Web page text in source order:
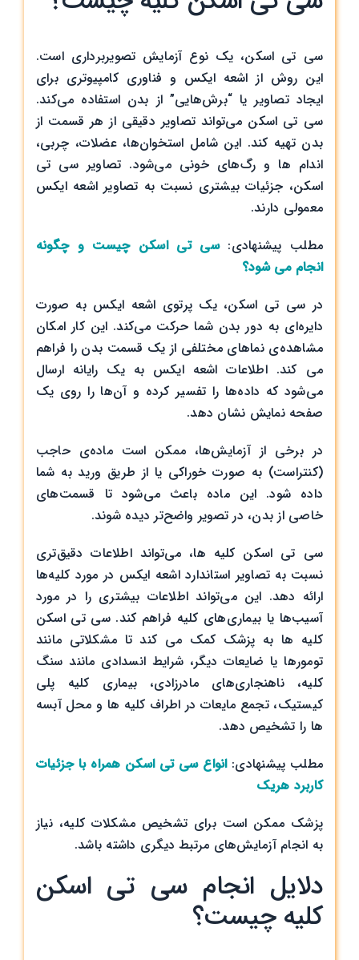
سی تی اسکن، یک نوع آزمایش تصویربرداری است.
این روش از اشعه ایکس و فناوری کامپیوتری برای
ایجاد تصاویر یا “برش‌هایی” از بدن استفاده می‌کند.
سی تی اسکن می‌تواند تصاویر دقیقی از هر قسمت از
بدن تهیه کند. این شامل استخوان‌ها، عضلات، چربی،
اندام ها و رگ‌های خونی می‌شود. تصاویر سی تی
اسکن، جزئیات بیشتری نسبت به تصاویر اشعه ایکس
معمولی دارند.
مطلب پیشنهادی:سی تی اسکن چیست و چگونه
انجام می شود؟
در سی تی اسکن، یک پرتوی اشعه ایکس به صورت
دایره‌ای به دور بدن شما حرکت می‌کند. این کار امکان
مشاهده‌ی نماهای مختلفی از یک قسمت بدن را فراهم
می کند. اطلاعات اشعه ایکس به یک رایانه ارسال
می‌شود که داده‌ها را تفسیر کرده و آن‌ها را روی یک
صفحه نمایش نشان دهد.
در برخی از آزمایش‌ها، ممکن است ماده‌ی حاجب
(کنتراست) به صورت خوراکی یا از طریق ورید به شما
داده شود. این ماده باعث می‌شود تا قسمت‌های
خاصی از بدن، در تصویر واضح‌تر دیده شوند.
سی تی اسکن کلیه ها، می‌تواند اطلاعات دقیق‌تری
نسبت به تصاویر استاندارد اشعه ایکس در مورد کلیه‌ها
ارائه دهد. این می‌تواند اطلاعات بیشتری را در مورد
آسیب‌ها یا بیماری‌های کلیه فراهم کند. سی تی اسکن
کلیه ها به پزشک کمک می کند تا مشکلاتی مانند
تومورها یا ضایعات دیگر، شرایط انسدادی مانند سنگ
کلیه، ناهنجاری‌های مادرزادی، بیماری کلیه پلی
کیستیک، تجمع مایعات در اطراف کلیه ها و محل آبسه
ها را تشخیص دهد.
مطلب پیشنهادی:انواع سی تی اسکن همراه با جزئیات
کاربرد هریک
پزشک ممکن است برای تشخیص مشکلات کلیه، نیاز
به انجام آزمایش‌های مرتبط دیگری داشته باشد.
دلایل انجام سی تی اسکن
کلیه چیست؟